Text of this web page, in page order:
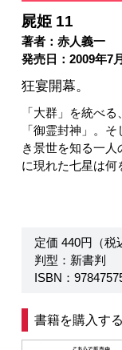
屍姫 11
著者：赤人義一
発売日：2009年7
狂宴開幕。
「大群」を統べ
「御霊封神」。
き景世を知る一
に現れた七星は何
定価 440円（
判型：新書
ISBN：
書籍を購入する